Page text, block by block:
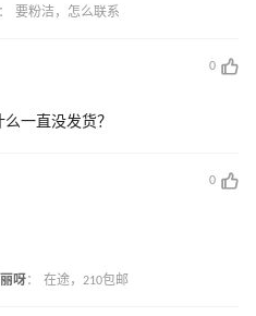
： 要粉洁，怎么联系
0
一直没发货？
0
呀： 在途，210包邮